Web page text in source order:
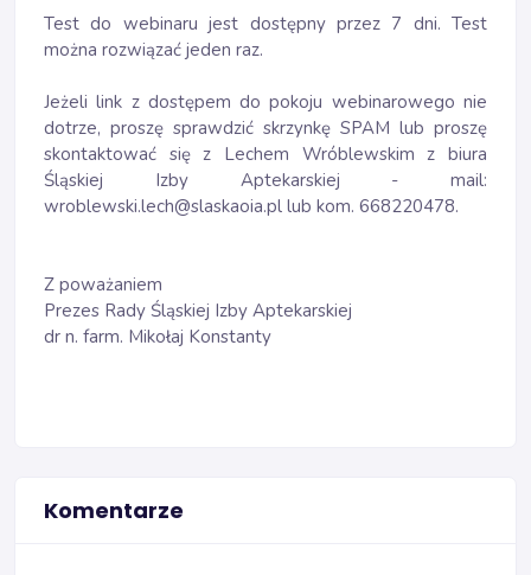
Test do webinaru jest dostępny przez 7 dni. Test
można rozwiązać jeden raz.
Jeżeli link z dostępem do pokoju webinarowego nie
dotrze, proszę sprawdzić skrzynkę SPAM lub proszę
skontaktować się z Lechem Wróblewskim z biura
Śląskiej Izby Aptekarskiej - mail:
wroblewski.lech@slaskaoia.pl lub kom. 668220478.
Z poważaniem
Prezes Rady Śląskiej Izby Aptekarskiej
dr n. farm. Mikołaj Konstanty
Komentarze